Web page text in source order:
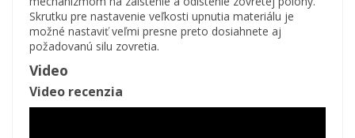
Skrutku pre nastavenie veľkosti upnutia materiálu je
možné nastaviť veľmi presne preto dosiahnete aj
požadovanú silu zovretia.
Video
Video recenzia